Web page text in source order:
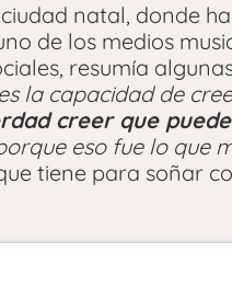
natal, donde
de los medios
resumía
la capacidad de
creer que
eso fue lo que
tiene para soñar